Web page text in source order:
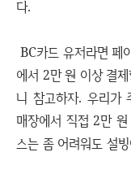
다.
BC카드 유저라면 페
에서 2만 원 이상 결
니 참고하자. 우리가
매장에서 직접 2만
스는 좀 어려워도 설